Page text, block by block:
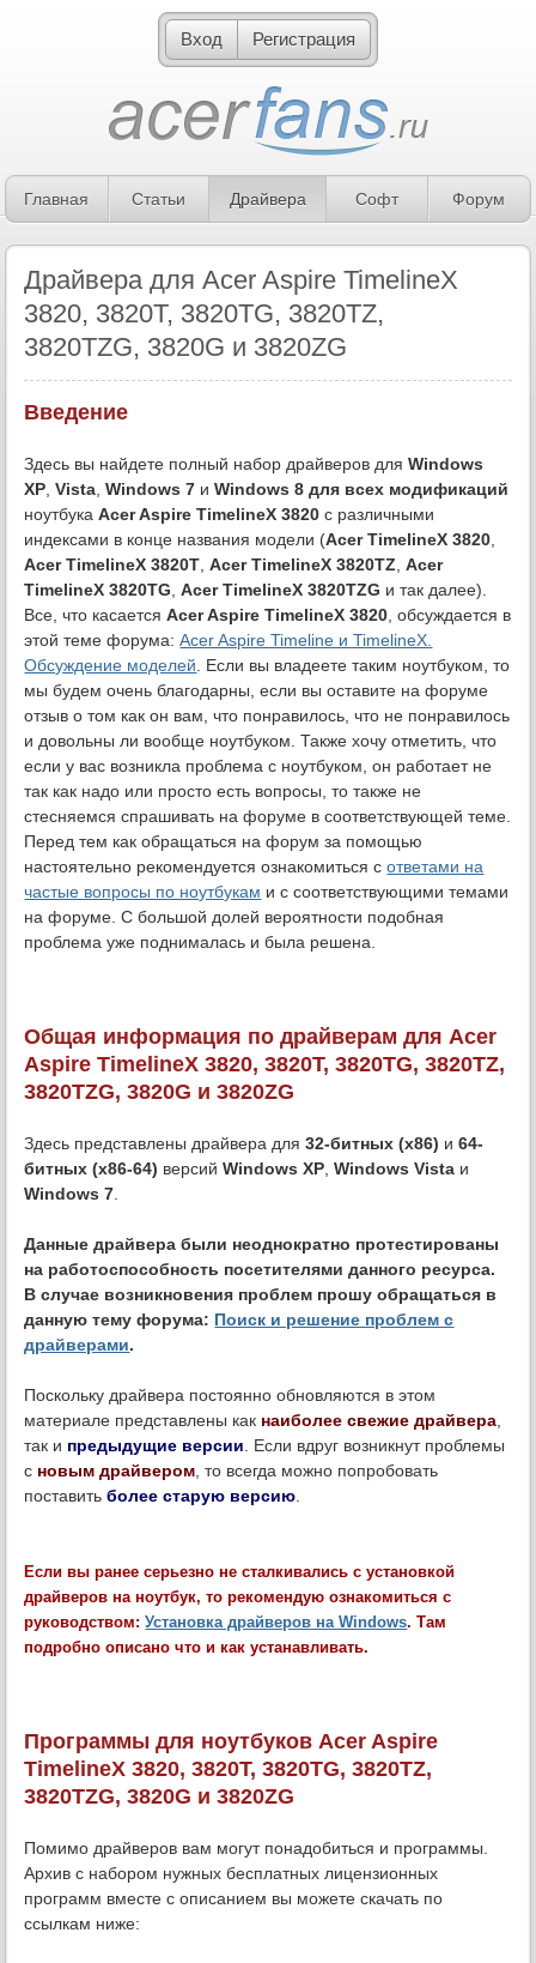
Вход Регистрация
Главная Статьи Драйвера Софт Форум
Драйвера для Acer Aspire TimelineX
3820, 3820T, 3820TG, 3820TZ,
3820TZG, 3820G и 3820ZG
Введение
Здесь вы найдете полный набор драйверов дляWindows
XP ,Vista ,Windows 7 иWindows 8 для всех модификаций
ноутбукаAcer Aspire TimelineX 3820 с различными
индексами в конце названия модели (Acer TimelineX 3820
Acer TimelineX 3820T ,Acer TimelineX 3820TZ ,Acer
TimelineX 3820TG ,Acer TimelineX 3820TZG и так далее).
Все, что касаетсяAcer Aspire TimelineX 3820 , обсуждается в
этой теме форума:Acer Aspire Timeline и TimelineX.
Обсуждение моделей . Если вы владеете таким ноутбуком, то
мы будем очень благодарны, если вы оставите на форуме
отзыв о том как он вам, что понравилось, что не понравилось
и довольны ли вообще ноутбуком. Также хочу отметить, что
если у вас возникла проблема с ноутбуком, он работает не
так как надо или просто есть вопросы, то также не
стесняемся спрашивать на форуме в соответствующей теме.
Перед тем как обращаться на форум за помощью
настоятельно рекомендуется ознакомиться сответами на
частые вопросы по ноутбукам и с соответствующими темами
на форуме. С большой долей вероятности подобная
проблема уже поднималась и была решена.
Общая информация по драйверам для Acer
Aspire TimelineX 3820, 3820T, 3820TG, 3820TZ,
3820TZG, 3820G и 3820ZG
Здесь представлены драйвера для32-битных (х86) и64-
битных (х86-64) версийWindows XP ,Windows Vista и
Windows 7
Данные драйвера были неоднократно протестированы
на работоспособность посетителями данного ресурса.
В случае возникновения проблем прошу обращаться в
данную тему форума: Поиск и решение проблем с
драйверами.
Поскольку драйвера постоянно обновляются в этом
материале представлены как наиболее свежие драйвера
так и предыдущие версии . Если вдруг возникнут проблемы
с новым драйвером , то всегда можно попробовать
поставитьболее старую версию
Если вы ранее серьезно не сталкивались с установкой
драйверов на ноутбук, то рекомендую ознакомиться с
руководством:Установка драйверов на Windows. Там
подробно описано что и как устанавливать.
Программы для ноутбуков Acer Aspire
TimelineX 3820, 3820T, 3820TG, 3820TZ,
3820TZG, 3820G и 3820ZG
Помимо драйверов вам могут понадобиться и программы.
Архив с набором нужных бесплатных лицензионных
программ вместе с описанием вы можете скачать по
ссылкам ниже: